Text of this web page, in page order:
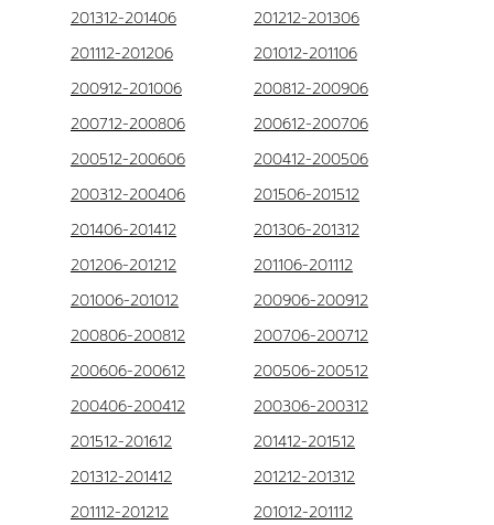
201312-201406
201212-201306
201112-201206
201012-201106
200912-201006
200812-200906
200712-200806
200612-200706
200512-200606
200412-200506
200312-200406
201506-201512
201406-201412
201306-201312
201206-201212
201106-201112
201006-201012
200906-200912
200806-200812
200706-200712
200606-200612
200506-200512
200406-200412
200306-200312
201512-201612
201412-201512
201312-201412
201212-201312
201112-201212
201012-201112